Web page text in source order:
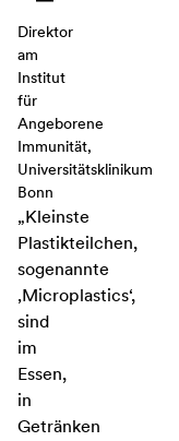
Direktor
am
Institut
für
Angeborene
Immunität,
Universitätsklinikum
Bonn
„Kleinste
Plastikteilchen,
sogenannte
‚Microplastics‘,
sind
im
Essen,
in
Getränken